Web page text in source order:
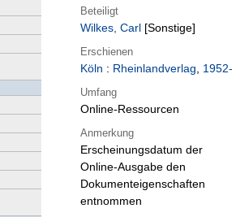
Beteiligt
Wilkes, Carl [Sonstige]
Erschienen
Köln : Rheinlandverlag, 1952-
Umfang
Online-Ressourcen
Anmerkung
Erscheinungsdatum der
Online-Ausgabe den
Dokumenteigenschaften
entnommen